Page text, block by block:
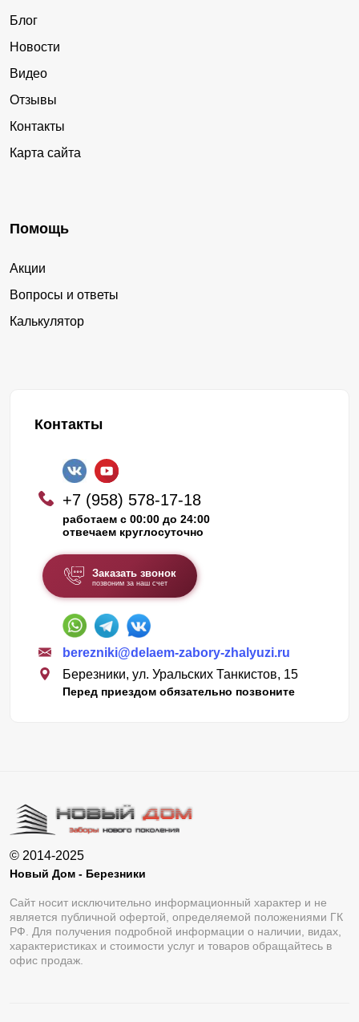
Блог
Новости
Видео
Отзывы
Контакты
Карта сайта
Помощь
Акции
Вопросы и ответы
Калькулятор
Контакты
+7 (958) 578-17-18
работаем с 00:00 до 24:00
отвечаем круглосуточно
Заказать звонок
позвоним за наш счет
berezniki@delaem-zabory-zhalyuzi.ru
Березники, ул. Уральских Танкистов, 15
Перед приездом обязательно позвоните
© 2014-2025
Новый Дом - Березники
Сайт носит исключительно информационный характер и не
является публичной офертой, определяемой положениями ГК
РФ. Для получения подробной информации о наличии, видах,
характеристиках и стоимости услуг и товаров обращайтесь в
офис продаж.